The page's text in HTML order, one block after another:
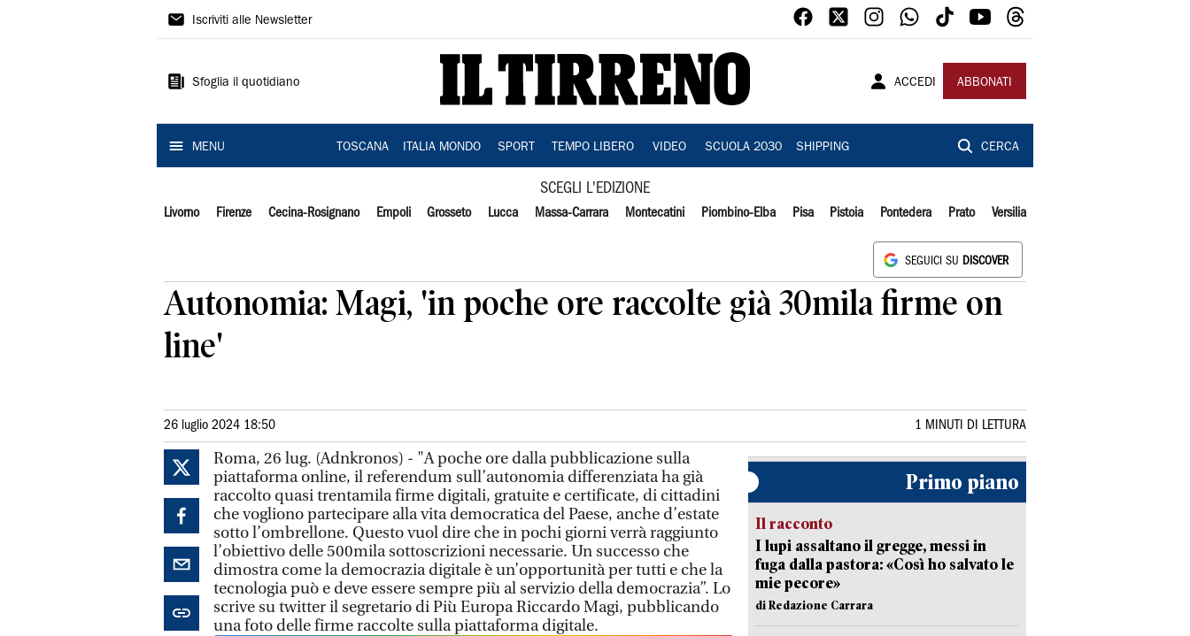
Il
Iscriviti alle Newsletter
Sfoglia il quotidiano ACCEDI ABBONATI
MENU TOSCANA ITALIA MONDO SPORT TEMPO LIBERO VIDEO SCUOLA 2030 SHIPPING CERCA
SCEGLI L'EDIZIONE
Livorno Firenze Cecina-Rosignano Empoli Grosseto Lucca Massa-Carrara Montecatini Piombino-Elba Pisa Pistoia Pontedera Prato Versilia
SEGUICI SU DISCOVER
Autonomia: Magi, 'in poche ore raccolte già 30mila firme on
line'
26 luglio 2024 18:50 1 MINUTI DI LETTURA
Roma, 26 lug. (Adnkronos) - "A poche ore dalla pubblicazione sulla
piattaforma online, il referendum sull’autonomia differenziata ha già
raccolto quasi trentamila firme digitali, gratuite e certificate, di cittadini
che vogliono partecipare alla vita democratica del Paese, anche d’estate
sotto l’ombrellone. Questo vuol dire che in pochi giorni verrà raggiunto
l’obiettivo delle 500mila sottoscrizioni necessarie. Un successo che
dimostra come la democrazia digitale è un’opportunità per tutti e che la
tecnologia può e deve essere sempre più al servizio della democrazia”. Lo
scrive su twitter il segretario di Più Europa Riccardo Magi, pubblicando
una foto delle firme raccolte sulla piattaforma digitale.
Primo piano
Il racconto
I lupi assaltano il gregge, messi in
fuga dalla pastora: «Così ho salvato le
mie pecore»
di Redazione Carrara